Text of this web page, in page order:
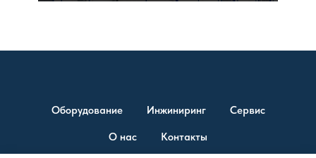
Оборудование Инжиниринг Сервис
О нас Контакты